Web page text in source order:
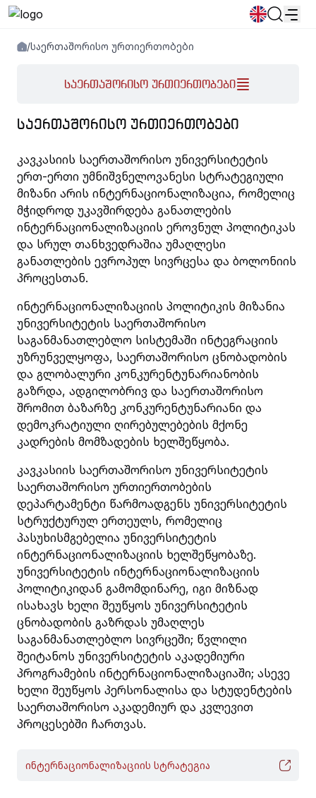
Ადამიანური რესურსებისწიგნის მაღაზიაგამოსაშვები
/საერთაშორისო ურთიერთობები
საერთაშორისო ურთიერთობები
ᲡᲐᲔᲠᲗᲐᲨᲝᲠᲘᲡᲝ ᲣᲠᲗᲘᲔᲠᲗᲝᲑᲔᲑᲘ
კავკასიის საერთაშორისო უნივერსიტეტის
ერთ-ერთი უმნიშვნელოვანესი სტრატეგიული
მიზანი არის ინტერნაციონალიზაცია, რომელიც
მჭიდროდ უკავშირდება განათლების
ინტერნაციონალიზაციის ეროვნულ პოლიტიკას
და სრულ თანხვედრაშია უმაღლესი
განათლების ევროპულ სივრცესა და ბოლონიის
პროცესთან.
ინტერნაციონალიზაციის პოლიტიკის მიზანია
უნივერსიტეტის საერთაშორისო
საგანმანათლებლო სისტემაში ინტეგრაციის
უზრუნველყოფა, საერთაშორისო ცნობადობის
და გლობალური კონკურენტუნარიანობის
გაზრდა, ადგილობრივ და საერთაშორისო
შრომით ბაზარზე კონკურენტუნარიანი და
დემოკრატიული ღირებულებების მქონე
კადრების მომზადების ხელშეწყობა.
კავკასიის საერთაშორისო უნივერსიტეტის
საერთაშორისო ურთიერთობების
დეპარტამენტი წარმოადგენს უნივერსიტეტის
სტრუქტურულ ერთეულს, რომელიც
პასუხისმგებელია უნივერსიტეტის
ინტერნაციონალიზაციის ხელშეწყობაზე.
უნივერსიტეტის ინტერნაციონალიზაციის
პოლიტიკიდან გამომდინარე, იგი მიზნად
ისახავს ხელი შეუწყოს უნივერსიტეტის
ცნობადობის გაზრდას უმაღლეს
საგანმანათლებლო სივრცეში; წვლილი
შეიტანოს უნივერსიტეტის აკადემიური
პროგრამების ინტერნაციონალიზაციაში; ასევე
ხელი შეუწყოს პერსონალისა და სტუდენტების
საერთაშორისო აკადემიურ და კვლევით
პროცესებში ჩართვას.
ინტერნაციონალიზაციის სტრატეგია